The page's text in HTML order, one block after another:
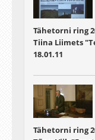
Tähetorni ring
Tiina Liimets
18.01.11
Tähetorni ring